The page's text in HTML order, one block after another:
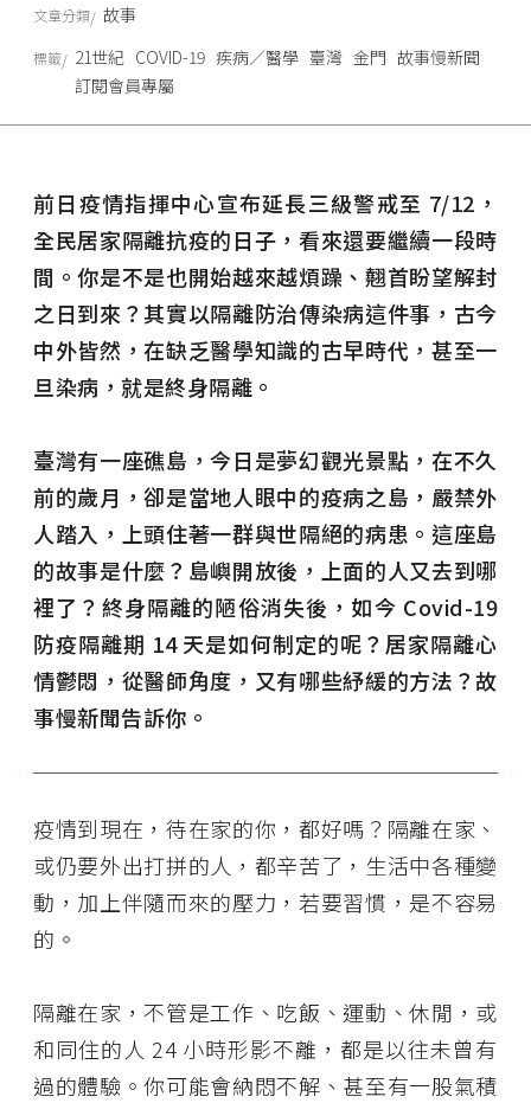
前日疫情指揮中心宣布延長三級警戒至 7/12，
全民居家隔離抗疫的日子，看來還要繼續一段時
間。你是不是也開始越來越煩躁、翹首盼望解封
之日到來？其實以隔離防治傳染病這件事，古今
中外皆然，在缺乏醫學知識的古早時代，甚至一
旦染病，就是終身隔離。
臺灣有一座礁島，今日是夢幻觀光景點，在不久
前的歲月，卻是當地人眼中的疫病之島，嚴禁外
人踏入，上頭住著一群與世隔絕的病患。這座島
的故事是什麼？島嶼開放後，上面的人又去到哪
裡了？終身隔離的陋俗消失後，如今 Covid-19
防疫隔離期 14 天是如何制定的呢？居家隔離心
情鬱悶，從醫師角度，又有哪些紓緩的方法？故
事慢新聞告訴你。
疫情到現在，待在家的你，都好嗎？隔離在家、
或仍要外出打拼的人，都辛苦了，生活中各種變
動，加上伴隨而來的壓力，若要習慣，是不容易
的。
隔離在家，不管是工作、吃飯、運動、休閒，或
和同住的人 24 小時形影不離，都是以往未曾有
過的體驗。你可能會納悶不解、甚至有一股氣積
文章分類 故事
標籤 21世紀 COVID-19 疾病／醫學 臺灣 金門 故事慢新聞
訂閱會員專屬